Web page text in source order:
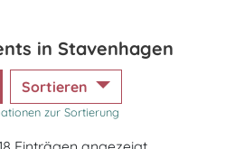
in Stavenhagen
Sortieren
zur Sortierung